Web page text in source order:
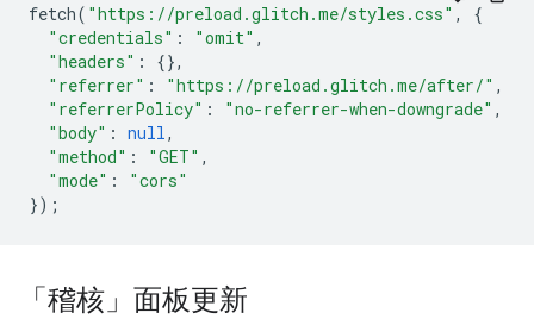
fetch( "https://preload.glitch.me/styles.css" ,
{
"credentials" : "omit" ,
"headers" :
{},
"referrer" : "https://preload.glitch.me/after/" ,
"referrerPolicy" : "no-referrer-when-downgrade" ,
"body" : null,
"method" : "GET" ,
"mode" :
"cors"
});
「稽核」面板更新